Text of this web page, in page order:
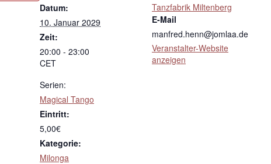
Datum:
10. Januar 2029
Zeit:
20:00 - 23:00
CET
Serien:
Magical Tango
Eintritt:
5,00€
Kategorie:
Milonga
Tanzfabrik Miltenberg
E-Mail
manfred.henn@jomlaa.de
Veranstalter-Website
anzeigen